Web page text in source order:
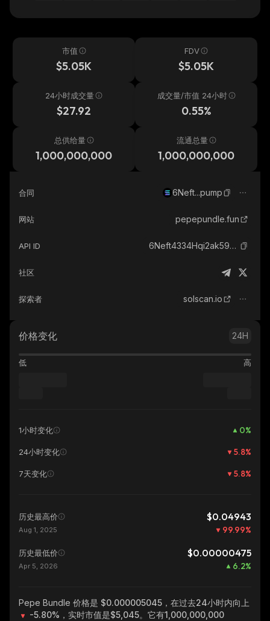
市值
$5.05K
FDV
$5.05K
24小时成交量
$27.92
成交量/市值 24小时
0.55%
总供给量
1,000,000,000
流通总量
1,000,000,000
合同 6Neft...pump
网站 pepepundle.fun
API ID 6Neft4334Hqi2ak59K3SActWD3jWuhLvXuFHhGTpump_solana
社区
探索者 solscan.io
价格变化 24H
低 高
1小时变化 0%
24小时变化 5.8%
7天变化 5.8%
历史最高价 $0.04943
Aug 1, 2025 99.99%
历史最低价 $0.00000475
Apr 5, 2026 6.2%
Pepe Bundle 价格是 $0.000005045，在过去24小时内向上
-5.80% ，实时市值是$5,045。它有1,000,000,000